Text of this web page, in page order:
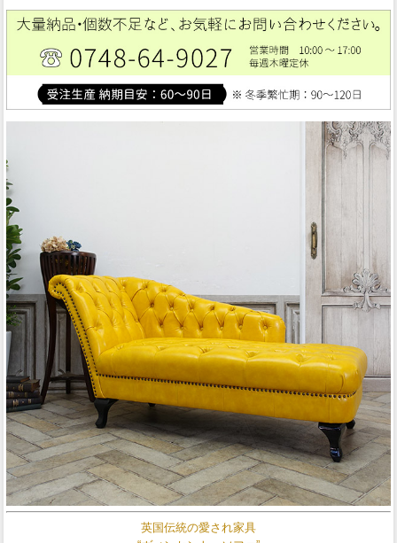
英国伝統の愛され家具